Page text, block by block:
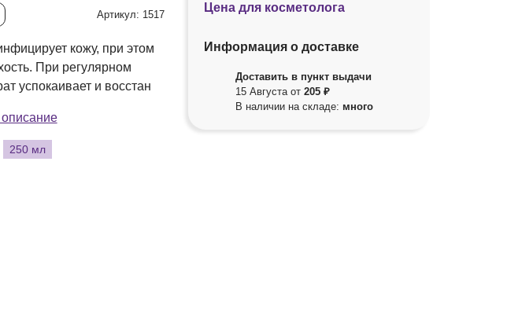
Артикул: 1517
кожу, при этом
При регулярном
успокаивает и восстан
250 мл
Цена для косметолога
Информация о доставке
Доставить в пункт выдачи
15 Августа от205 ₽
В наличии на складе: много